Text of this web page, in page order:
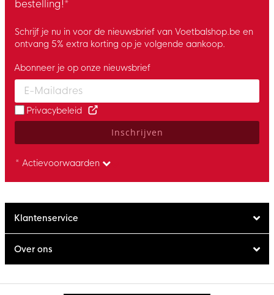
bestelling!*
Schrijf je nu in voor de nieuwsbrief van Voetbalshop.be en
ontvang 5% extra korting op je volgende aankoop.
Enter your email and accept the privacy policy to subscribe to
Abonneer je op onze nieuwsbrief
Privacybeleid
Inschrijven
* Actievoorwaarden
Klantenservice
Over ons